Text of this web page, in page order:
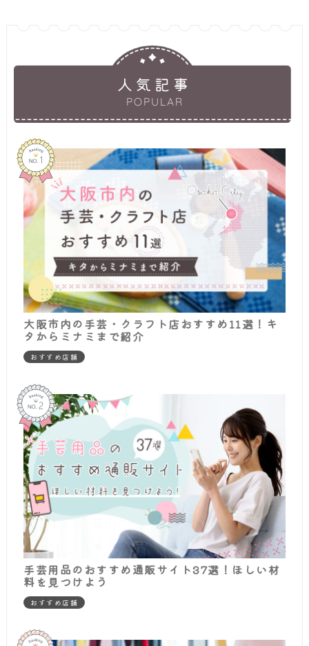
人気記事
POPULAR
大阪市内の手芸・クラフト店おすすめ11選！キ
タからミナミまで紹介
おすすめ店舗
手芸用品のおすすめ通販サイト37選！ほしい材
料を見つけよう
おすすめ店舗